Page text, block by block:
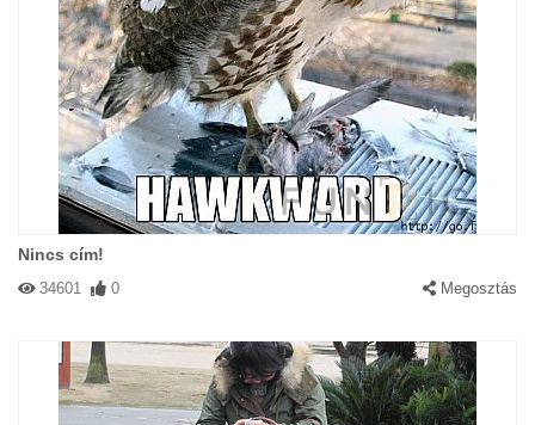
Nincs cím!
34601 0 Megosztás